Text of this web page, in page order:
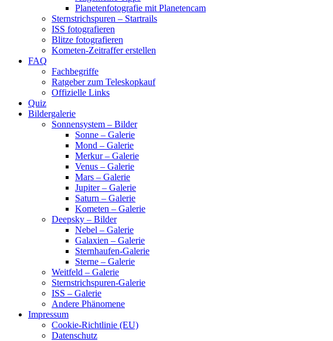
Planetenfotografie mit Planetencam
Sternstrichspuren – Startrails
ISS fotografieren
Blitze fotografieren
Kometen-Zeitraffer erstellen
FAQ
Fachbegriffe
Ratgeber zum Teleskopkauf
Offizielle Links
Quiz
Bildergalerie
Sonnensystem – Bilder
Sonne – Galerie
Mond – Galerie
Merkur – Galerie
Venus – Galerie
Mars – Galerie
Jupiter – Galerie
Saturn – Galerie
Kometen – Galerie
Deepsky – Bilder
Nebel – Galerie
Galaxien – Galerie
Sternhaufen-Galerie
Sterne – Galerie
Weitfeld – Galerie
Sternstrichspuren-Galerie
ISS – Galerie
Andere Phänomene
Impressum
Cookie-Richtlinie (EU)
Datenschutz